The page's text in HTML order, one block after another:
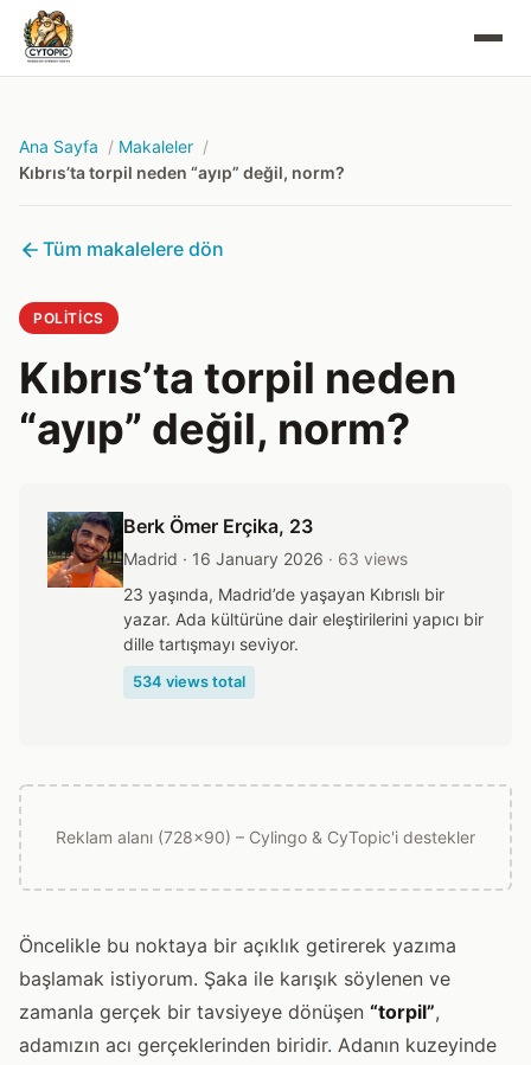
Ana Sayfa
Makaleler
Kıbrıs’ta torpil neden “ayıp” değil, norm?
Tüm makalelere dön
POLITICS
Kıbrıs’ta torpil neden
“ayıp” değil, norm?
Berk Ömer Erçika, 23
Madrid · 16 January 2026 · 63 views
23 yaşında, Madrid’de yaşayan Kıbrıslı bir
yazar. Ada kültürüne dair eleştirilerini yapıcı bir
dille tartışmayı seviyor.
534 views total
Reklam alanı (728x90) – Cylingo & CyTopic'i destekler
Öncelikle bu noktaya bir açıklık getirerek yazıma
başlamak istiyorum. Şaka ile karışık söylenen ve
zamanla gerçek bir tavsiyeye dönüşen “torpil”,
adamızın acı gerçeklerinden biridir. Adanın kuzeyinde